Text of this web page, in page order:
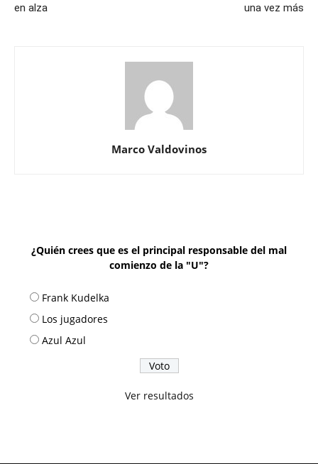
en alza
una vez más
Marco Valdovinos
¿Quién crees que es el principal responsable del mal
comienzo de la "U"?
Frank Kudelka
Los jugadores
Azul Azul
Ver resultados